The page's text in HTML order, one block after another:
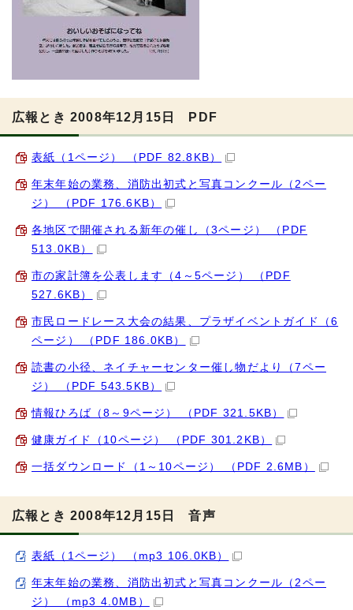
広報とき 2008年12月15日 PDF
表紙（1ページ） （PDF 82.8KB）
年末年始の業務、消防出初式と写真コンクール（2ペー
ジ） （PDF 176.6KB）
各地区で開催される新年の催し（3ページ） （PDF
513.0KB）
市の家計簿を公表します（4～5ページ） （PDF
527.6KB）
市民ロードレース大会の結果、プラザイベントガイド（6
ページ） （PDF 186.0KB）
読書の小径、ネイチャーセンター催し物だより（7ペー
ジ） （PDF 543.5KB）
情報ひろば（8～9ページ） （PDF 321.5KB）
健康ガイド（10ページ） （PDF 301.2KB）
一括ダウンロード（1～10ページ） （PDF 2.6MB）
広報とき 2008年12月15日 音声
表紙（1ページ） （mp3 106.0KB）
年末年始の業務、消防出初式と写真コンクール（2ペー
ジ） （mp3 4.0MB）